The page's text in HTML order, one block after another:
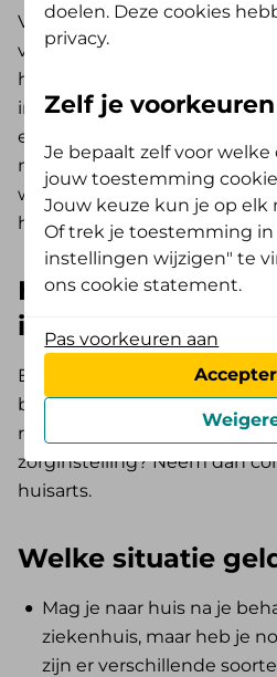
Voordat je uit het ziekenhuis
verpleegkundige bij je
het met je gaat en welke
in het ziekenhuis nodig hebt.
een extra behandeling in het
mag je naar huis, maar heb
wijkverpleegkundige? De
het voor je.
Heb je een
in een kliniek?
En wil je graag thuis
behandeling? Dan kun je
regelen. Wil je liever
zorginstelling? Neem dan
huisarts.
Welke situatie
Mag je naar huis na je
ziekenhuis, maar heb je
zijn er verschillende
doelen. Deze cookies
privacy.
Zelf je
Je bepaalt zelf voor
jouw toestemming
Jouw keuze kun je op
Of trek je toestemming in
instellingen wijzigen" te
ons cookie statement.
Pas voorkeuren aan